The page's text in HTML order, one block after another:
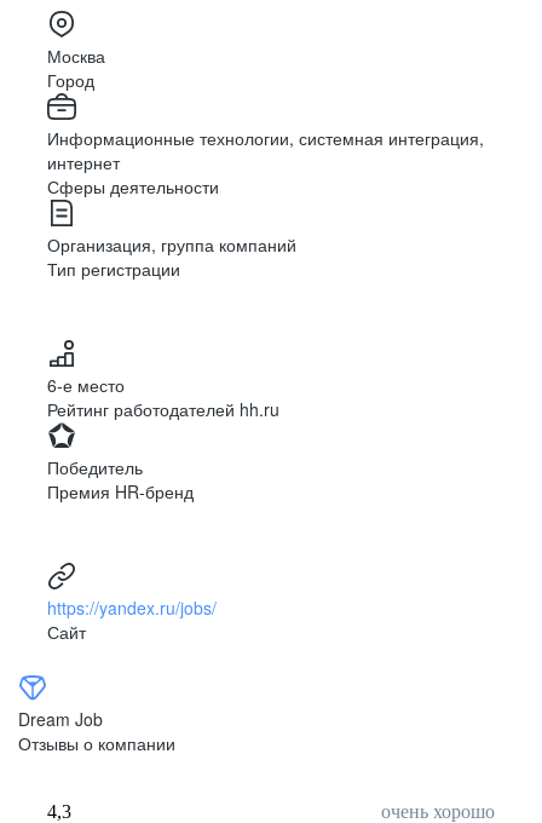
Москва
Город
Информационные технологии, системная интеграция,
интернет
Сферы деятельности
Организация, группа компаний
Тип регистрации
6-е место
Рейтинг работодателей hh.ru
Победитель
Премия HR-бренд
https://yandex.ru/jobs/
Сайт
Dream Job
Отзывы о компании
4,3
очень хорошо